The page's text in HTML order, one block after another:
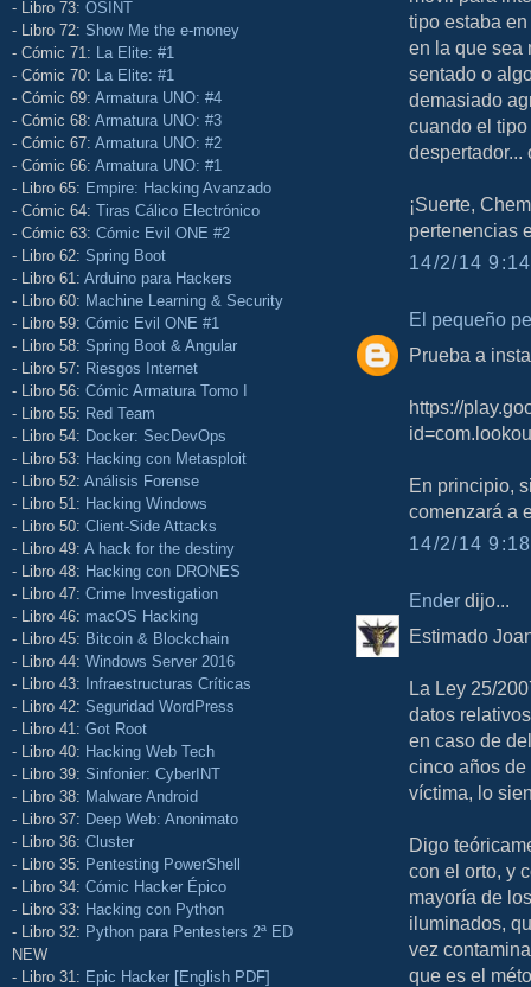
- Libro 73: OSINT
- Libro 72: Show Me the e-money
- Cómic 71: La Elite: #1
- Cómic 70: La Elite: #1
- Cómic 69: Armatura UNO: #4
- Cómic 68: Armatura UNO: #3
- Cómic 67: Armatura UNO: #2
- Cómic 66: Armatura UNO: #1
- Libro 65: Empire: Hacking Avanzado
- Cómic 64: Tiras Cálico Electrónico
- Cómic 63: Cómic Evil ONE #2
- Libro 62: Spring Boot
- Libro 61: Arduino para Hackers
- Libro 60: Machine Learning & Security
- Libro 59: Cómic Evil ONE #1
- Libro 58: Spring Boot & Angular
- Libro 57: Riesgos Internet
- Libro 56: Cómic Armatura Tomo I
- Libro 55: Red Team
- Libro 54: Docker: SecDevOps
- Libro 53: Hacking con Metasploit
- Libro 52: Análisis Forense
- Libro 51: Hacking Windows
- Libro 50: Client-Side Attacks
- Libro 49: A hack for the destiny
- Libro 48: Hacking con DRONES
- Libro 47: Crime Investigation
- Libro 46: macOS Hacking
- Libro 45: Bitcoin & Blockchain
- Libro 44: Windows Server 2016
- Libro 43: Infraestructuras Críticas
- Libro 42: Seguridad WordPress
- Libro 41: Got Root
- Libro 40: Hacking Web Tech
- Libro 39: Sinfonier: CyberINT
- Libro 38: Malware Android
- Libro 37: Deep Web: Anonimato
- Libro 36: Cluster
- Libro 35: Pentesting PowerShell
- Libro 34: Cómic Hacker Épico
- Libro 33: Hacking con Python
- Libro 32: Python para Pentesters 2ª ED
NEW
- Libro 31: Epic Hacker [English PDF]
tipo estaba
en la que sea
sentado o
demasiado
cuando el
despertador...
¡Suerte,
pertenencias
14/2/14
El pequeño
Prueba a
https://
En principio,
comenzará a
14/2/14
Ender dijo...
Estimado
La Ley 25/
datos
en caso de
cinco años
víctima, lo
Digo
con el orto, y
mayoría de
iluminados,
vez
que es el